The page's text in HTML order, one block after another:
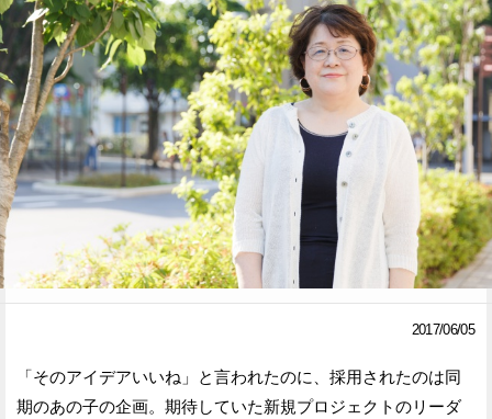
ト
ピ
ソーシャル SDGs
アイテム
検
索
ウートピとは？
Facebook Twitter
ェ
2017/06/05
「そのアイデアいいね」と言われたのに、採用されたのは同
期のあの子の企画。期待していた新規プロジェクトのリーダ